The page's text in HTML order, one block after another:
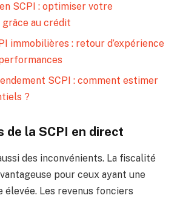
SCPI : optimiser votre
au crédit
immobilières : retour d’expérience
SCPI : comment estimer
?
de la SCPI en direct
des inconvénients. La fiscalité
pour ceux ayant une
élevée. Les revenus fonciers